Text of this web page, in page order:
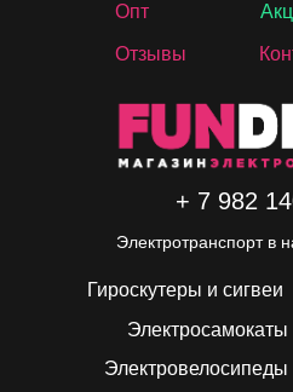
Гироскутеры и сигвеи
Электросамокаты
Электровелосипеды
Опт
Отзывы
+ 7 982
Электротранспорт в